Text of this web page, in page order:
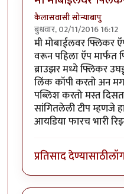
कैलासवासी सोन्याबापु
बुधवार, 02/11/2016 16:12
मी मोबाईलवर फ्लिकर
वरून पहिला ऍप मार्फत
ब्राउझर मध्ये फ्लिकर
लिंक कॉपी करतो अन मग
पब्लिश करतो मस्त
सांगितलेली टीप म्हणजे
आयडिया फारच भारी
प्रतिसाद देण्यासाठी